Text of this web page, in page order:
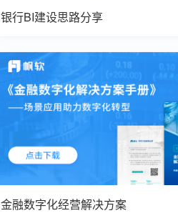
银行BI建设思路分享
金融数字化经营解决方案